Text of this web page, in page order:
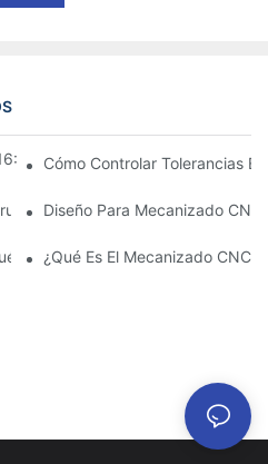
Guía De Selección De Materiales
Cómo Controlar Tolerancias
Médicos Y Científicos:
Diseño Para Mecanizado
Aleación De Aluminio Es Mejor
¿Qué Es El Mecanizado